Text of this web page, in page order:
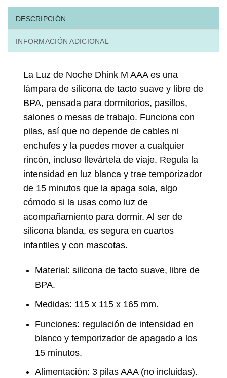
DESCRIPCIÓN
INFORMACIÓN ADICIONAL
La Luz de Noche Dhink M AAA es una
lámpara de silicona de tacto suave y libre de
BPA, pensada para dormitorios, pasillos,
salones o mesas de trabajo. Funciona con
pilas, así que no depende de cables ni
enchufes y la puedes mover a cualquier
rincón, incluso llevártela de viaje. Regula la
intensidad en luz blanca y trae temporizador
de 15 minutos que la apaga sola, algo
cómodo si la usas como luz de
acompañamiento para dormir. Al ser de
silicona blanda, es segura en cuartos
infantiles y con mascotas.
Material: silicona de tacto suave, libre de
BPA.
Medidas: 115 x 115 x 165 mm.
Funciones: regulación de intensidad en
blanco y temporizador de apagado a los
15 minutos.
Alimentación: 3 pilas AAA (no incluidas).